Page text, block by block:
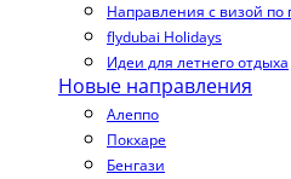
Направления с визой по
flydubai Holidays
Идеи для летнего отдыха
Новые направления
Алеппо
Покхаре
Бенгази